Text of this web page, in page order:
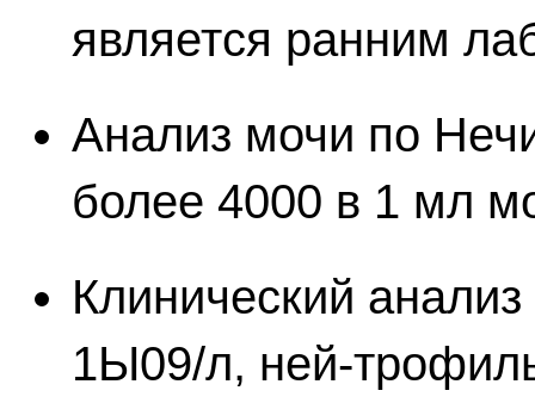
является ранним
Анализ мочи по
более 4000 в 1 мл
Клинический
1Ы09/л, ней-